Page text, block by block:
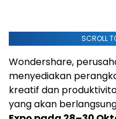
SCROLL
Wondershare,
menyediakan
kreatif dan
yang akan